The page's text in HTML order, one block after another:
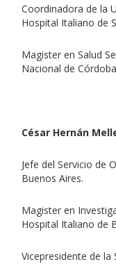
Coordinadora de la
Hospital Italiano de
Magister en Salud
Nacional de
César Hernán
Jefe del Servicio de
Buenos Aires.
Magister en
Hospital Italiano de
Vicepresidente de